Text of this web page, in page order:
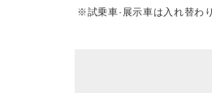
※試乗車·展示車は入れ替わ